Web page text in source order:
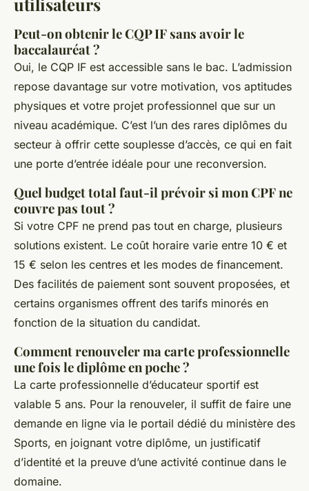
Peut-on obtenir le CQP IF sans avoir le
baccalauréat ?
Oui, le CQP IF est accessible sans le bac. L’admission
repose davantage sur votre motivation, vos aptitudes
physiques et votre projet professionnel que sur un
niveau académique. C’est l’un des rares diplômes du
secteur à offrir cette souplesse d’accès, ce qui en fait
une porte d’entrée idéale pour une reconversion.
Quel budget total faut-il prévoir si mon CPF ne
couvre pas tout ?
Si votre CPF ne prend pas tout en charge, plusieurs
solutions existent. Le coût horaire varie entre 10 € et
15 € selon les centres et les modes de financement.
Des facilités de paiement sont souvent proposées, et
certains organismes offrent des tarifs minorés en
fonction de la situation du candidat.
Comment renouveler ma carte professionnelle
une fois le diplôme en poche ?
La carte professionnelle d’éducateur sportif est
valable 5 ans. Pour la renouveler, il suffit de faire une
demande en ligne via le portail dédié du ministère des
Sports, en joignant votre diplôme, un justificatif
d’identité et la preuve d’une activité continue dans le
domaine.